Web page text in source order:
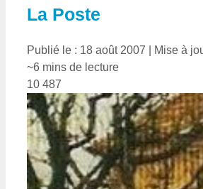
La Poste
Publié le : 18 août 2007
Mise à
~6 mins de lecture
10 487